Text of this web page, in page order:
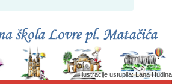
Ilustracije ustupila: Lana Hudina